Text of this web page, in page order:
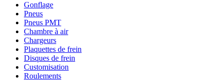
Gonflage
Pneus
Pneus PMT
Chambre à air
Chargeurs
Plaquettes de frein
Disques de frein
Customisation
Roulements